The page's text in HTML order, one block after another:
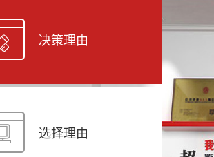
决策理由
选择理由